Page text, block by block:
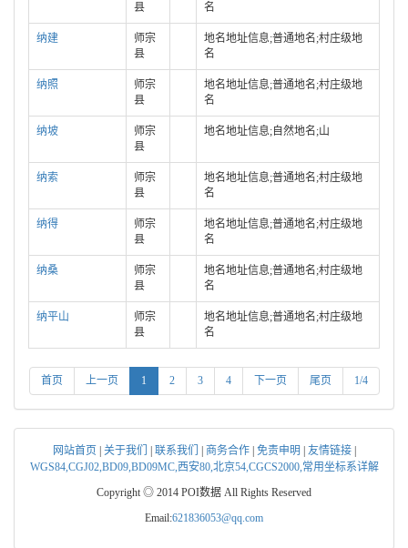
县
名
纳建
师宗
县
地名地址信息;普通地名;村庄级地
名
纳照
师宗
县
地名地址信息;普通地名;村庄级地
名
纳坡
师宗
县
地名地址信息;自然地名;山
纳索
师宗
县
地名地址信息;普通地名;村庄级地
名
纳得
师宗
县
地名地址信息;普通地名;村庄级地
名
纳桑
师宗
县
地名地址信息;普通地名;村庄级地
名
纳平山
师宗
县
地名地址信息;普通地名;村庄级地
名
首页 上一页 1 2 3 4 下一页 尾页 1/4
网站首页 关于我们 联系我们 商务合作| 免责申明 友情链接|
WGS84,CGJ02,BD09,BD09MC,西安80,北京54,CGCS2000,常用坐标系详解
Copyright ◎ 2014 POI数据 All Rights Reserved
Email:621836053@qq.com